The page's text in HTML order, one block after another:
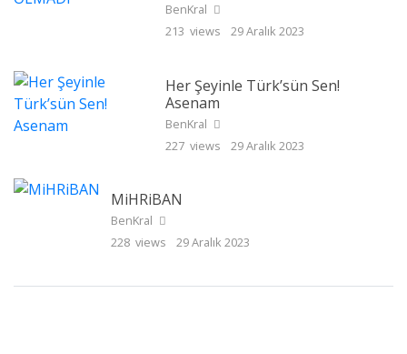
BenKral
213 views
29 Aralık 2023
Her Şeyinle Türk’sün Sen!
Asenam
BenKral
227 views
29 Aralık 2023
MiHRiBAN
BenKral
228 views
29 Aralık 2023